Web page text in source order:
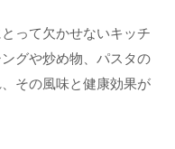
って欠かせないキッチ
グや炒め物、パスタの
その風味と健康効果が